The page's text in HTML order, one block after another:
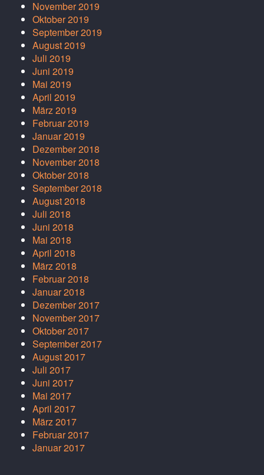
November 2019
Oktober 2019
September 2019
August 2019
Juli 2019
Juni 2019
Mai 2019
April 2019
März 2019
Februar 2019
Januar 2019
Dezember 2018
November 2018
Oktober 2018
September 2018
August 2018
Juli 2018
Juni 2018
Mai 2018
April 2018
März 2018
Februar 2018
Januar 2018
Dezember 2017
November 2017
Oktober 2017
September 2017
August 2017
Juli 2017
Juni 2017
Mai 2017
April 2017
März 2017
Februar 2017
Januar 2017